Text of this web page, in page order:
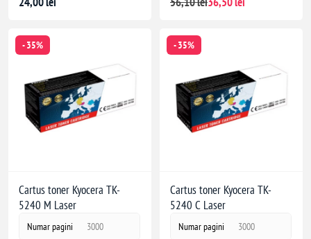
- 35%
Cartus toner Kyocera TK-
5240 M Laser
Numar pagini 3000
- 35%
Cartus toner Kyocera TK-
5240 C Laser
Numar pagini 3000